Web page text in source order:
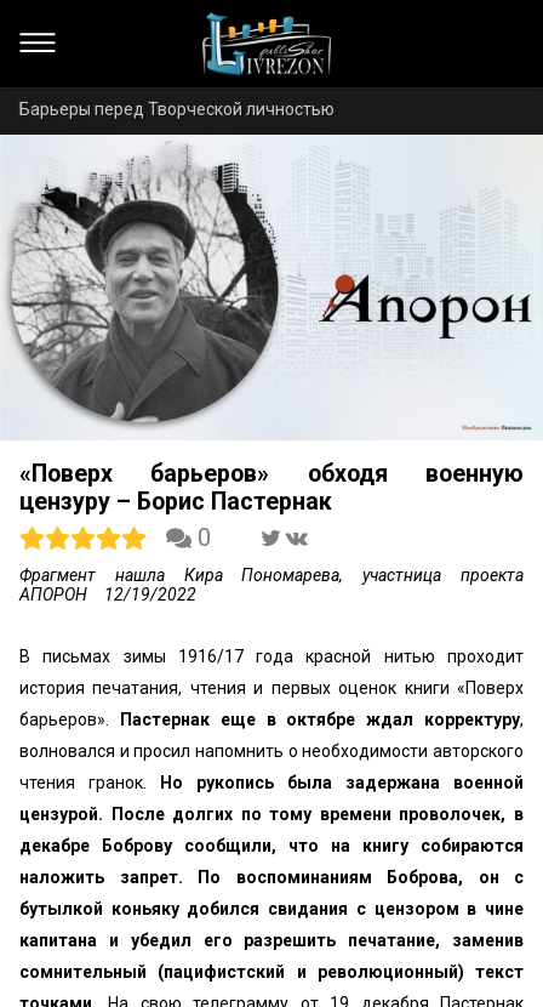
Барьеры перед Творческой личностью
«Поверх барьеров» обходя военную
цензуру – Борис Пастернак
0
Фрагмент нашла Кира Пономарева, участница проекта
АПОРОН
12/19/2022
В письмах зимы 1916/17 года красной нитью проходит
история печатания, чтения и первых оценок книги «Поверх
барьеров».
Пастернак еще в октябре ждал корректуру,
волновался и просил напомнить о необходимости авторского
чтения гранок.
Но рукопись была задержана военной
цензурой. После долгих по тому времени проволочек, в
декабре Боброву сообщили, что на книгу собираются
наложить запрет. По воспоминаниям Боброва, он с
бутылкой коньяку добился свидания с цензором в чине
капитана и убедил его разрешить печатание, заменив
сомнительный (пацифистский и революционный) текст